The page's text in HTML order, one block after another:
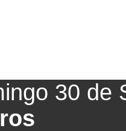
30 de